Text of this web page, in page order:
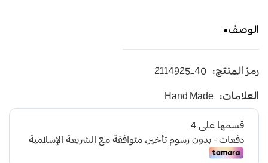
الوصف
أرضية مريحة - اللون أسود
رمز المنتج: 2114925-40
العلامات: Hand Made